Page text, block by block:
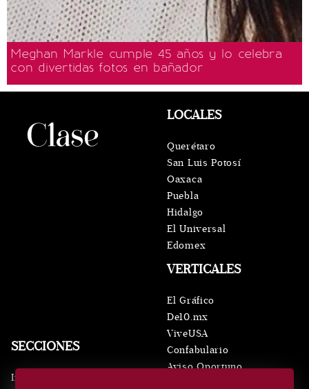
Meghan Markle cumple 45 años y lo celebra
con divertidas fotos en bañador
SECCIONES
Inicio
VERTICALES
El Gráfico
De10.mx
ViveUSA
Confabulario
Aviso Oportuno
LOCALES
Querétaro
San Luis Potosí
Oaxaca
Puebla
Hidalgo
El Universal
Edomex